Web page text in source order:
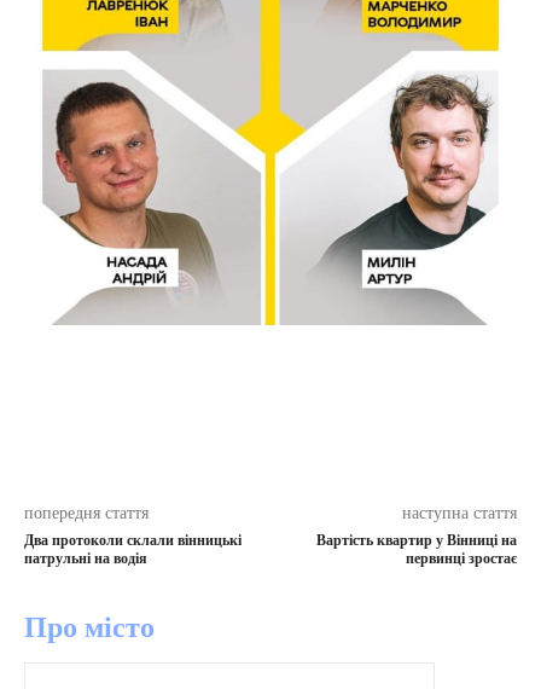
попередня стаття
Два протоколи склали вінницькі
патрульні на водія
наступна стаття
Вартість квартир у Вінниці на
первинці зростає
Про місто